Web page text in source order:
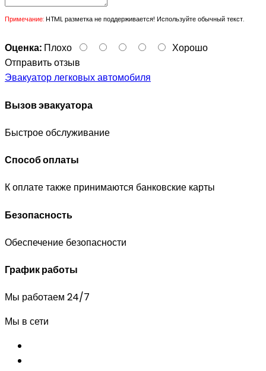
Примечание:HTML разметка не поддерживается! Используйте обычный текст.
Оценка: Плохо
Хорошо
Отправить отзыв
Эвакуатор легковых автомобиля
Вызов эвакуатора
Быстрое обслуживание
Способ оплаты
К оплате также принимаются банковские карты
Безопасность
Обеспечение безопасности
График работы
Мы работаем 24/7
Мы в сети